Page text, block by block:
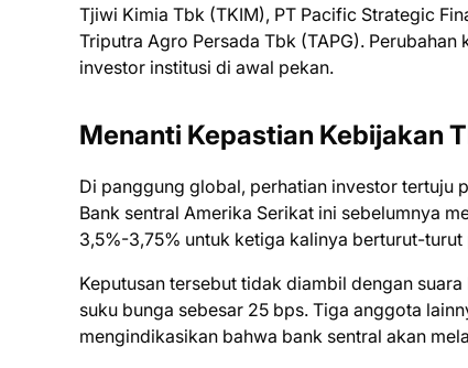
Tjiwi Kimia Tbk (TKIM), PT Pacific Strategic
Triputra Agro Persada Tbk (TAPG).
investor institusi di awal pekan.
Menanti Kepastian Kebijakan
Di panggung global, perhatian investor tertuju
Bank sentral Amerika Serikat ini sebelumnya
3,5%-3,75% untuk ketiga kalinya berturut-
Keputusan tersebut tidak diambil dengan
suku bunga sebesar 25 bps. Tiga anggota
mengindikasikan bahwa bank sentral akan